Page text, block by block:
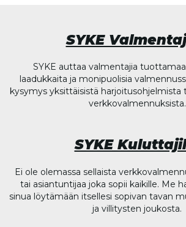
SYKE
SYKE auttaa valmentajia
laadukkaita ja monipuolisia
kysymys yksittäisistä
verkkovalmennuksista.
SYKE
Ei ole olemassa sellaista
tai asiantuntijaa joka sopii kaikille. Me
sinua löytämään itsellesi sopivan tavan
ja villitysten joukosta.